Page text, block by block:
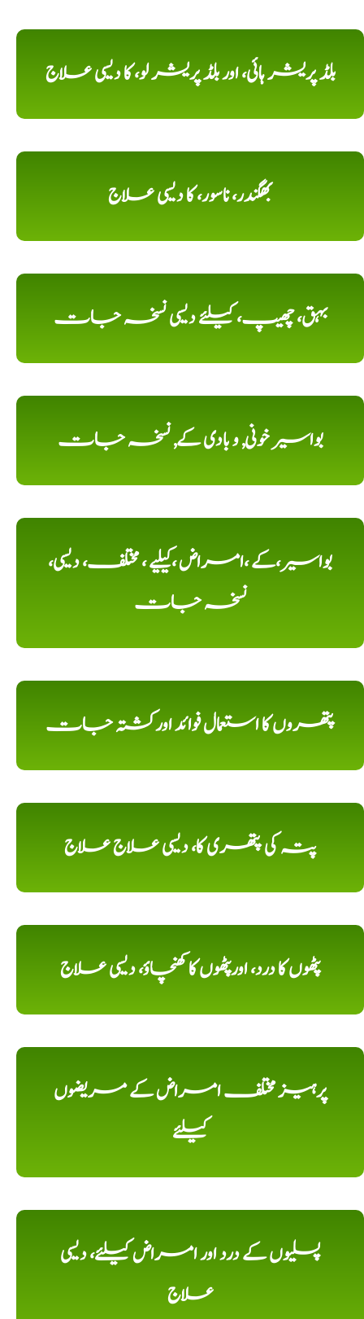
بلڈ پریشر ہائی، اور بلڈ پریشر لو، کا دیسی علاج
بھگندر، ناسور، کا دیسی علاج
بہق، چھیپ، کیلئے دیسی نسخہ جات
بواسیر خونی, و بادی کے, نسخہ جات
بواسیر،کے ،امراض ،کیلیے ، مختلف، دیسی،
نسخہ جات
پتھروں کا استعمال فوائد اورکشتہ جات
پتہ کی پتھری کا، دیسی علاج علاج
پٹھوں کا درد، اورپٹھوں کا کھنچاؤ، دیسی علاج
پرہیز مختلف امراض کے مریضوں
کیلئے
پسلیوں کے درد اور امراض کیلئے، دیسی
علاج